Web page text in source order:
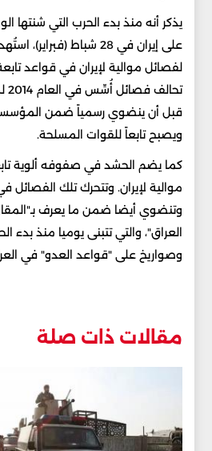
يذكر أنه منذ بدء الحرب التي شنتها
على إيران في 28 شباط
لفصائل موالية لإيران في قواعد
قبل أن ينضوي رسمياً ضمن المؤسسة
ويصبح تابعاً للقوات المسلحة.
كما يضم الحشد في صفوفه ألوية
موالية لإيران. وتتحرك تلك
وتنضوي أيضا ضمن ما يعرف
العراق"، والتي تتبنى يوميا منذ
وصواريخ على "قواعد العدو" في
مقالات ذات صلة